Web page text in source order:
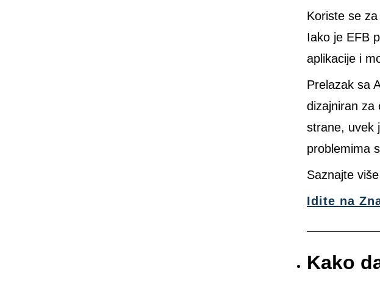
Koriste se
Iako je EFB
aplikacije i
Prelazak sa
dizajniran za
strane, uvek
problemima
Saznajte
Idite na
Kako